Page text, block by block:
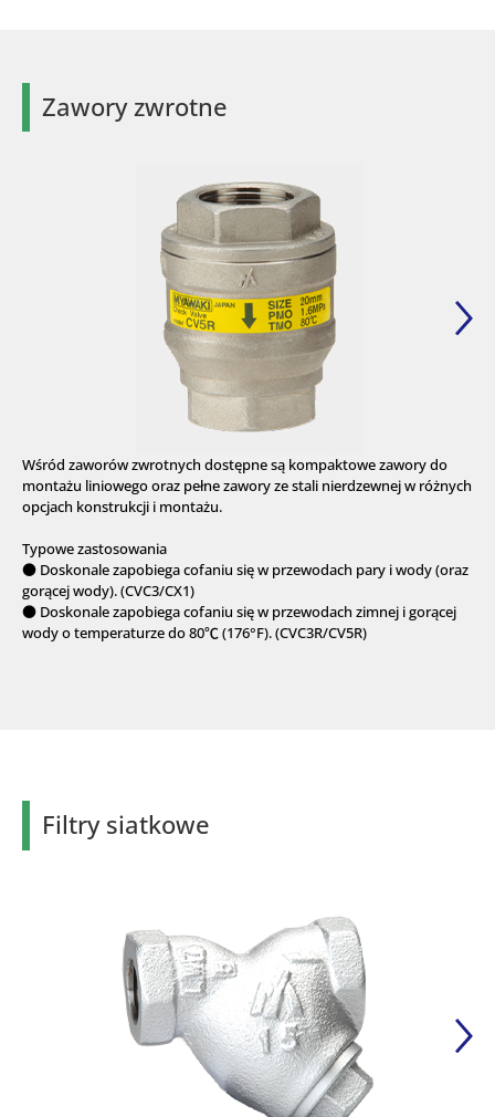
Zawory zwrotne
Wśród zaworów zwrotnych dostępne są kompaktowe zawory do
montażu liniowego oraz pełne zawory ze stali nierdzewnej w różnych
opcjach konstrukcji i montażu.
Typowe zastosowania
● Doskonale zapobiega cofaniu się w przewodach pary i wody (oraz
gorącej wody). (CVC3/CX1)
● Doskonale zapobiega cofaniu się w przewodach zimnej i gorącej
wody o temperaturze do 80℃ (176°F). (CVC3R/CV5R)
Filtry siatkowe